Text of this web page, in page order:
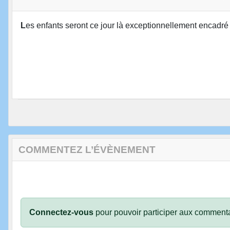
Les enfants seront ce jour là exceptionnellement
COMMENTEZ L’ÉVÈNEMENT
Connectez-vous pour pouvoir participer aux